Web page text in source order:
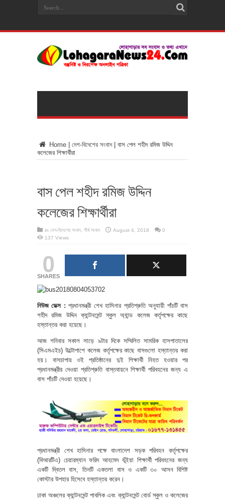
Home দেশ-বিদেশের সংবাদ
বাস পেল শহীদ রমিজ উদ্দিন
কলেজের শিক্ষার্থীরা
বাস পেল শহীদ রমিজ উদ্দিন
কলেজের শিক্ষার্থীরা
in দেশ-বিদেশের সংবাদ শীর্ষ সংবাদ August 4, 2018
0
137 Views
0
SHARES
নিউজ ডেক্স : প্রধানমন্ত্রী শেখ হাসিনার প্রতিশ্রুতি অনুযায়ী পাঁচটি বাস
শহীদ রমিজ উদ্দিন ক্যান্টনমেন্ট স্কুল অ্যান্ড কলেজ কর্তৃপক্ষের কাছে
হস্তান্তর করা হয়েছে।
আজ শনিবার সকাল সাড়ে ৯টার দিকে সম্মিলিত সামরিক হাসপাতালের
(সিএমএইচ) উল্টোপাশে কলেজ কর্তৃপক্ষের কাছে বাসগুলো হস্তান্তর করা
হয়। বাসচাপায় ওই প্রতিষ্ঠানের দুই শিক্ষার্থী নিহত হওয়ার পর
প্রধানমন্ত্রীর দেওয়া প্রতিশ্রুতি বাস্তবায়নে শিক্ষার্থী পরিবহনের জন্য এ
বাস পাঁচটি দেওয়া হয়েছে।
প্রধানমন্ত্রী শেখ হাসিনার পক্ষে বাংলাদেশ সড়ক পরিবহন কর্তৃপক্ষের
(বিআরটিএ) চেয়ারম্যান ফরিদ আহমেদ ভূঁইয়া শিক্ষার্থী পরিবহনের জন্য
একটি দ্বিতল বাস, তিনটি একতলা বাস ও একটি ৩০ আসন বিশিষ্ট
কোস্টার উপহার হিসেবে হস্তান্তর করেন।
ঢাকা অঞ্চলের ক্যান্টনমেন্ট পাবলিক এবং ক্যান্টনমেন্ট বোর্ড স্কুল ও কলেজের